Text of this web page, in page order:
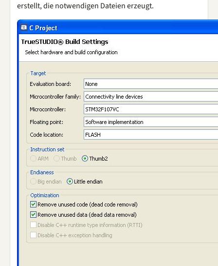
erstellt, die notwendigen Dateien erzeugt.